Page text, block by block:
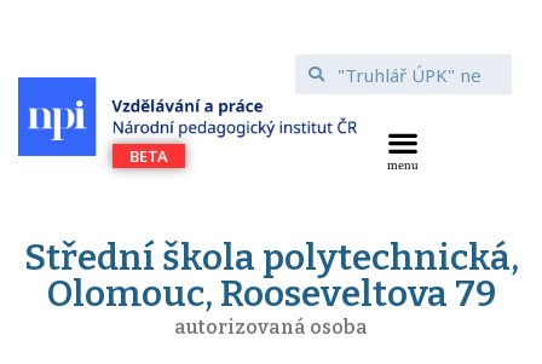
Střední škola polytechnická,
Olomouc, Rooseveltova 79
autorizovaná osoba